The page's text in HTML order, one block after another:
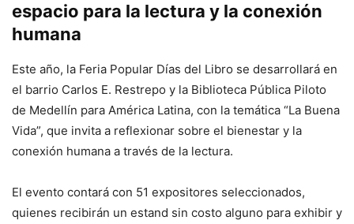
espacio para la lectura y la conexión
humana
Este año, la Feria Popular Días del Libro se desarrollará en
el barrio Carlos E. Restrepo y la Biblioteca Pública Piloto
de Medellín para América Latina, con la temática “La Buena
Vida”, que invita a reflexionar sobre el bienestar y la
conexión humana a través de la lectura.
El evento contará con 51 expositores seleccionados,
quienes recibirán un estand sin costo alguno para exhibir y